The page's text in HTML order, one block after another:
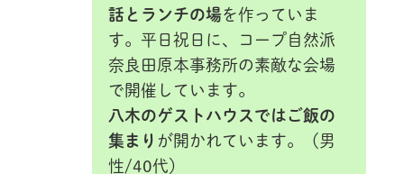
話とランチの場を作っていま
す。平日祝日に、コープ自然派
奈良田原本事務所の素敵な会場
で開催しています。
八木のゲストハウスではご飯の
集まり が開かれています。（男
性/40代）